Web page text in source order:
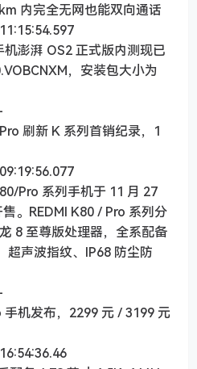
内完全无网也能双向通话
澎湃 OS2 正式版内测现已
，安装包大小为
刷新 K 系列首销纪录，1
Pro 系列手机于 11 月 27
。REDMI K80 / Pro 系列分
8 至尊版处理器，全系配备
超声波指纹、IP68 防尘防
机发布，2299 元 / 3199 元